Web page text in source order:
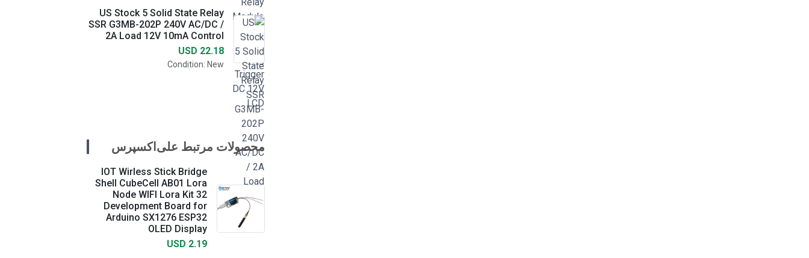
US Stock 5 Solid State Relay
SSR G3MB-202P 240V AC/DC /
2A Load 12V 10mA Control
USD 22.18
Condition: New
محصولات مرتبط علی‌اکسپرس
IOT Wirless Stick Bridge
Shell CubeCell AB01 Lora
Node WIFI Lora Kit 32
Development Board for
Arduino SX1276 ESP32
OLED Display
USD 2.19